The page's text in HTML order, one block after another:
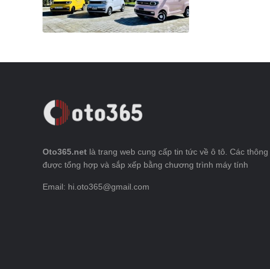
Oto365.net là trang web cung cấp tin tức về ô tô. Các thông
được tổng hợp và sắp xếp bằng chương trình máy tính
Email: hi.oto365@gmail.com